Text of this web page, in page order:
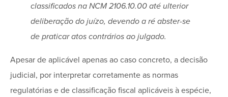
classificados na NCM 2106.10.00 até ulterior
deliberação do juízo, devendo a ré abster-se
de praticar atos contrários ao julgado.
Apesar de aplicável apenas ao caso concreto, a decisão
judicial, por interpretar corretamente as normas
regulatórias e de classificação fiscal aplicáveis à espécie,